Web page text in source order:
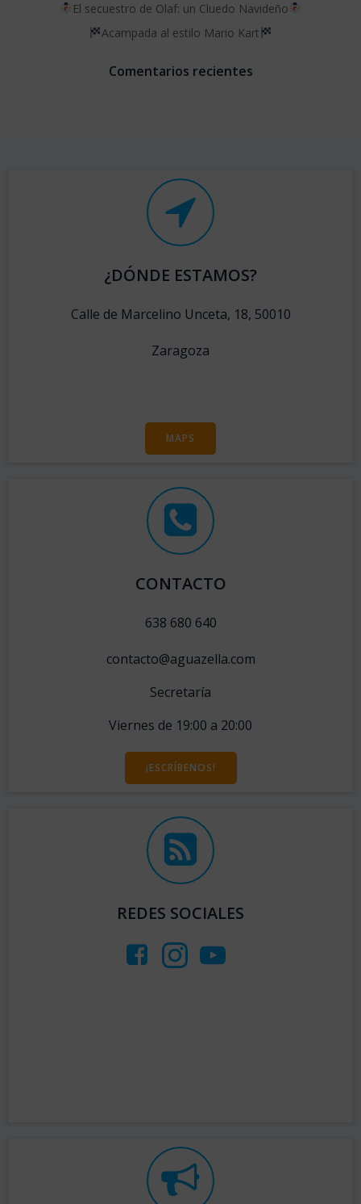
El secuestro de Olaf: un Cluedo Navideño
Acampada al estilo Mario Kart
Comentarios recientes
¿DÓNDE ESTAMOS?
Calle de Marcelino Unceta, 18, 50010
Zaragoza
MAPS
CONTACTO
638 680 640
contacto@aguazella.com
Secretaría
Viernes de 19:00 a 20:00
¡ESCRÍBENOS!
REDES SOCIALES